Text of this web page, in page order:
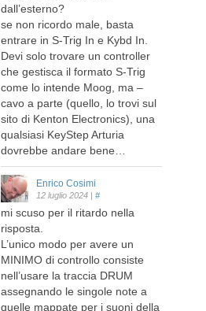
dall’esterno?
se non ricordo male, basta
entrare in S-Trig In e Kybd In.
Devi solo trovare un controller
che gestisca il formato S-Trig
come lo intende Moog, ma –
cavo a parte (quello, lo trovi sul
sito di Kenton Electronics), una
qualsiasi KeyStep Arturia
dovrebbe andare bene…
Enrico Cosimi
12 luglio 2024 | #
mi scuso per il ritardo nella
risposta.
L’unico modo per avere un
MINIMO di controllo consiste
nell’usare la traccia DRUM
assegnando le singole note a
quelle mappate per i suoni della